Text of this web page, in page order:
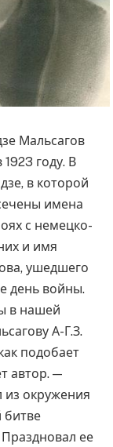
Мальсагов
году. В
в которой
имена
с немецко-
и имя
ушедшего
день войны.
в нашей
А-Г.З.
подобает
автор. —
окружения
битве
ее